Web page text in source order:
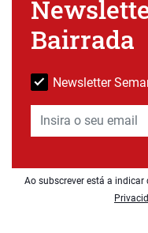
Bairrada
Newsletter
Ao subscrever está a indicar